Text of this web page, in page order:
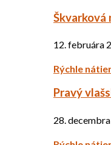
Škvarková
12. februára
Rýchle
Pravý
28.